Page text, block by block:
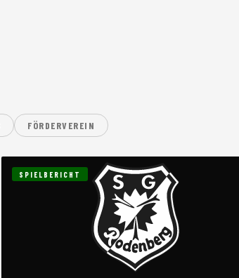
FÖRDERVEREIN
SPIELBERICHT